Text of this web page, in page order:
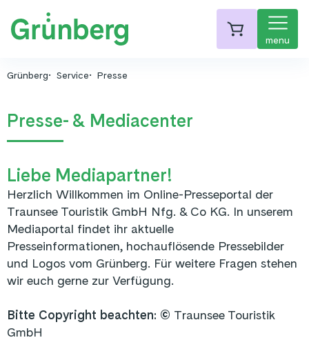
menu
Grünberg Service Presse
Presse- & Mediacenter
Liebe Mediapartner!
Herzlich Willkommen im Online-Presseportal der
Traunsee Touristik GmbH Nfg. & Co KG. In unserem
Mediaportal findet ihr aktuelle
Presseinformationen, hochauflösende Pressebilder
und Logos vom Grünberg. Für weitere Fragen stehen
wir euch gerne zur Verfügung.
Bitte Copyright beachten: © Traunsee Touristik
GmbH